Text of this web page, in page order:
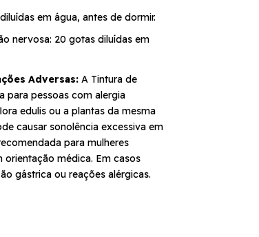
em água, antes de dormir.
nervosa: 20 gotas diluídas em
Adversas: A Tintura de
para pessoas com alergia
edulis ou a plantas da mesma
causar sonolência excessiva em
para mulheres
orientação médica. Em casos
gástrica ou reações alérgicas.